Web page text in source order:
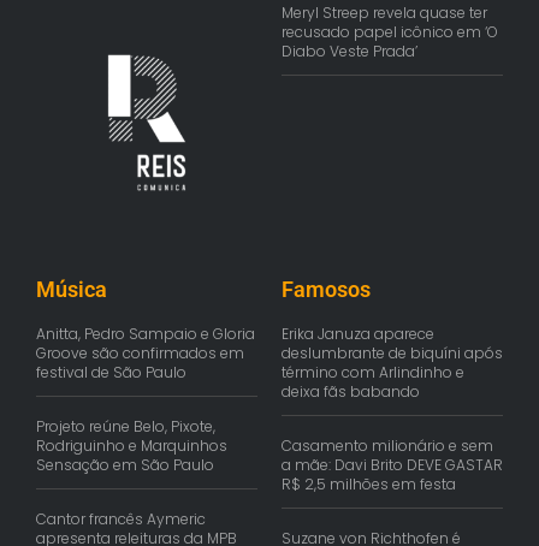
Meryl Streep revela quase ter
recusado papel icônico em ‘O
Diabo Veste Prada’
Música
Anitta, Pedro Sampaio e Gloria
Groove são confirmados em
festival de São Paulo
Projeto reúne Belo, Pixote,
Rodriguinho e Marquinhos
Sensação em São Paulo
Cantor francês Aymeric
apresenta releituras da MPB
Famosos
Erika Januza aparece
deslumbrante de biquíni após
término com Arlindinho e
deixa fãs babando
Casamento milionário e sem
a mãe: Davi Brito DEVE GASTAR
R$ 2,5 milhões em festa
Suzane von Richthofen é